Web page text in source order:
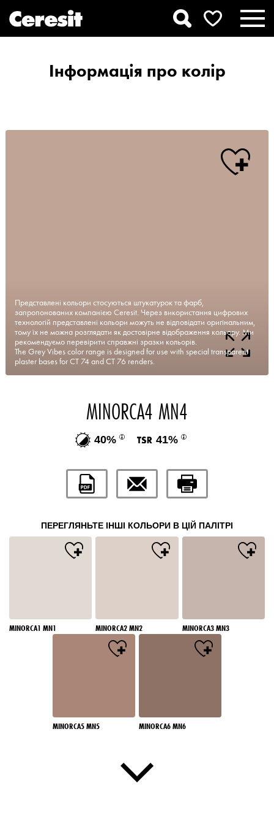
Інформація про колір
Представлені кольори стосуються штукатурок та фарб,
запропонованих компанією Ceresit. Через використання цифрових
технологій представлені кольори можуть не відповідати оригінальним,
тому їх не можна розглядати як достовірне відображення кольору. Ми
рекомендуємо перевірити справжні зразки кольорів.
The Grey Vibes color range is designed for use with special transparent
plaster bases for CT 74 and CT 76 renders.
MINORCA4 MN4
40% 41%
ПЕРЕГЛЯНЬТЕ ІНШІ КОЛЬОРИ В ЦІЙ ПАЛІТРІ
MINORCA1 MN1 MINORCA2 MN2 MINORCA3 MN3
MINORCA5 MN5 MINORCA6 MN6